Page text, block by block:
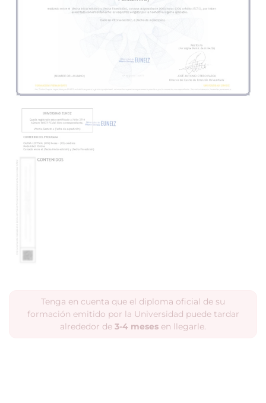
Tenga en cuenta que el diploma oficial de su
formación emitido por la Universidad puede tardar
alrededor de 3-4 meses en llegarle.